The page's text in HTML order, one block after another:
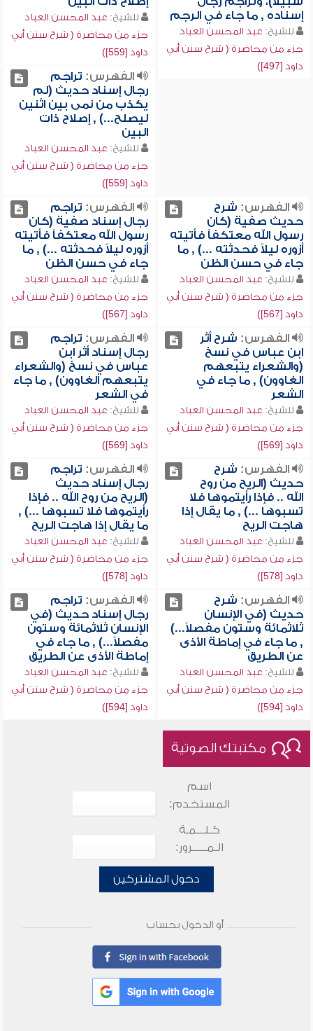
إسناده , ما جاء في الرجم
للشيخ: عبد المحسن العباد
جزء من محاضرة ( شرح سنن أبي
داود [497])
للشيخ: عبد المحسن العباد
جزء من محاضرة ( شرح سنن أبي
داود [559])
الفهرس: تراجم
رجال إسناد حديث (لم
يكذب من نمى بين اثنين
ليصلح...) , إصلاح ذات
البين
للشيخ: عبد المحسن العباد
جزء من محاضرة ( شرح سنن أبي
داود [559])
الفهرس: شرح
حديث صفية (كان
رسول الله معتكفاً فأتيته
أزوره ليلاً فحدثته ...) , ما
جاء في حسن الظن
للشيخ: عبد المحسن العباد
جزء من محاضرة ( شرح سنن أبي
داود [567])
الفهرس: تراجم
رجال إسناد صفية (كان
رسول الله معتكفاً فأتيته
أزوره ليلاً فحدثته ...) , ما
جاء في حسن الظن
للشيخ: عبد المحسن العباد
جزء من محاضرة ( شرح سنن أبي
داود [567])
الفهرس: شرح أثر
ابن عباس في نسخ
(والشعراء يتبعهم
الغاوون) , ما جاء في
الشعر
للشيخ: عبد المحسن العباد
جزء من محاضرة ( شرح سنن أبي
داود [569])
الفهرس: تراجم
رجال إسناد أثر ابن
عباس في نسخ (والشعراء
يتبعهم الغاوون) , ما جاء
في الشعر
للشيخ: عبد المحسن العباد
جزء من محاضرة ( شرح سنن أبي
داود [569])
الفهرس: شرح
حديث (الريح من روح
الله .. فإذا رأيتموها فلا
تسبوها ...) , ما يقال إذا
هاجت الريح
للشيخ: عبد المحسن العباد
جزء من محاضرة ( شرح سنن أبي
داود [578])
الفهرس: تراجم
رجال إسناد حديث
(الريح من روح الله .. فإذا
رأيتموها فلا تسبوها ...) ,
ما يقال إذا هاجت الريح
للشيخ: عبد المحسن العباد
جزء من محاضرة ( شرح سنن أبي
داود [578])
الفهرس: شرح
حديث (في الإنسان
ثلاثمائة وستون مفصلاً...)
, ما جاء في إماطة الأذى
عن الطريق
للشيخ: عبد المحسن العباد
جزء من محاضرة ( شرح سنن أبي
داود [594])
الفهرس: تراجم
رجال إسناد حديث (في
الإنسان ثلاثمائة وستون
مفصلاً...) , ما جاء في
إماطة الأذى عن الطريق
للشيخ: عبد المحسن العباد
جزء من محاضرة ( شرح سنن أبي
داود [594])
مكتبتك الصوتية
اسم
المستخدم:
كـلـــمـة
الـمـــــرور:
دخول المشتركين
أو الدخول بحساب